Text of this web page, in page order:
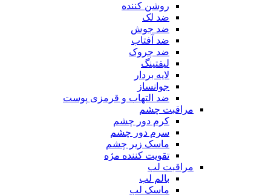
روشن کننده
ضد لک
ضد جوش
ضد آفتاب
ضد چروک
لیفتینگ
لایه بردار
جوانساز
ضد التهاب و قرمزی پوست
مراقبت چشم
کرم دور چشم
سرم دور چشم
ماسک زیر چشم
تقویت کننده مژه
مراقبت لب
بالم لب
ماسک لب